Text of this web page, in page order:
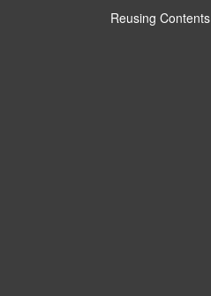
Reusing Contents